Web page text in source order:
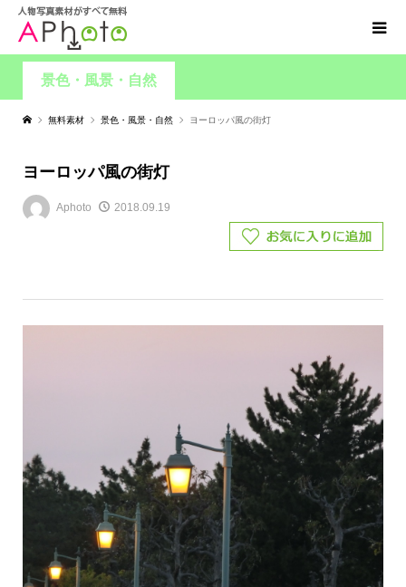
景色・風景・自然
無料素材 景色・風景・自然 ヨーロッパ風の街灯
ヨーロッパ風の街灯
Aphoto 2018.09.19